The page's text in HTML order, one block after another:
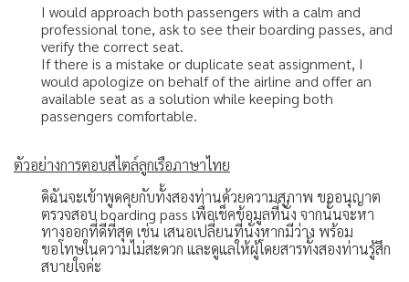
I would approach both passengers with a calm and
professional tone, ask to see their boarding passes, and
verify the correct seat.
If there is a mistake or duplicate seat assignment, I
would apologize on behalf of the airline and offer an
available seat as a solution while keeping both
passengers comfortable.
ตัวอย่างการตอบสไตล์ลูกเรือภาษาไทย
ดิฉันจะเข้าพูดคุยกับทั้งสองท่านด้วยความสุภาพ ขออนุญาต
ตรวจสอบ boarding pass เพื่อเช็คข้อมูลที่นั่ง จากนั้นจะหา
ทางออกที่ดีที่สุด เช่น เสนอเปลี่ยนที่นั่งหากมีว่าง พร้อม
ขอโทษในความไม่สะดวก และดูแลให้ผู้โดยสารทั้งสองท่านรู้สึก
สบายใจค่ะ